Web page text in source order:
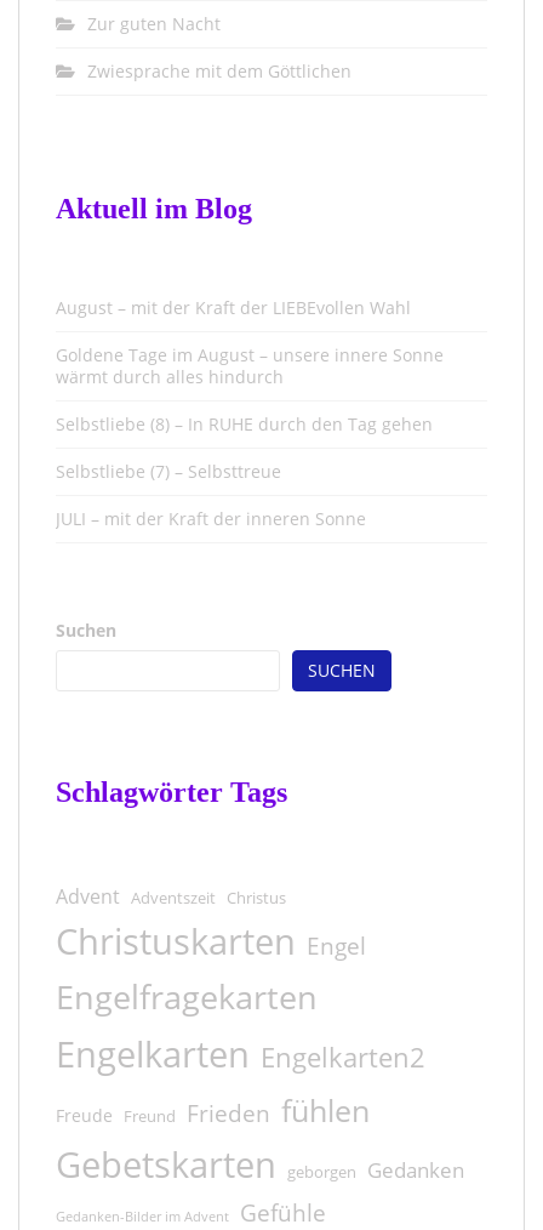
Zur guten Nacht
Zwiesprache mit dem Göttlichen
Aktuell im Blog
August – mit der Kraft der LIEBEvollen Wahl
Goldene Tage im August – unsere innere Sonne
wärmt durch alles hindurch
Selbstliebe (8) – In RUHE durch den Tag gehen
Selbstliebe (7) – Selbsttreue
JULI – mit der Kraft der inneren Sonne
Suchen
SUCHEN
Schlagwörter Tags
Advent Adventszeit Christus
Christuskarten Engel
Engelfragekarten
Engelkarten Engelkarten2
Freude Freund Frieden fühlen
Gebetskarten geborgen Gedanken
Gedanken-Bilder im Advent Gefühle